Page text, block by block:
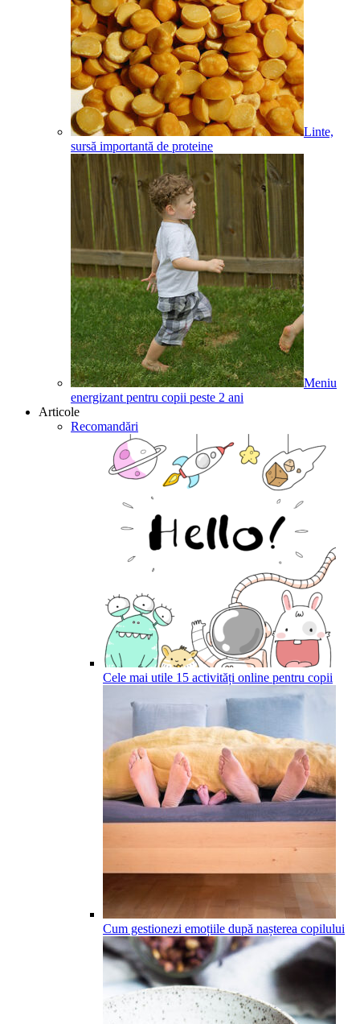
Linte,
sursă importantă de proteine
Meniu
energizant pentru copii peste 2 ani
Articole
Recomandări
Cele mai utile 15 activități online pentru copii
Cum gestionezi emoțiile după nașterea copilului